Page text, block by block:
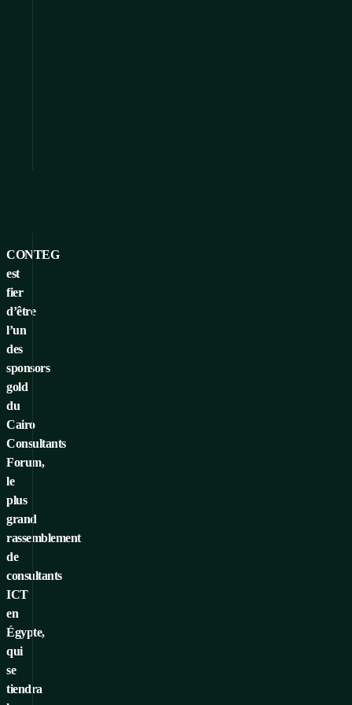
CONTEG
est
fier
d’être
l’un
des
sponsors
gold
du
Cairo
Consultants
Forum,
le
plus
grand
rassemblement
de
consultants
ICT
en
Égypte,
qui
se
tiendra